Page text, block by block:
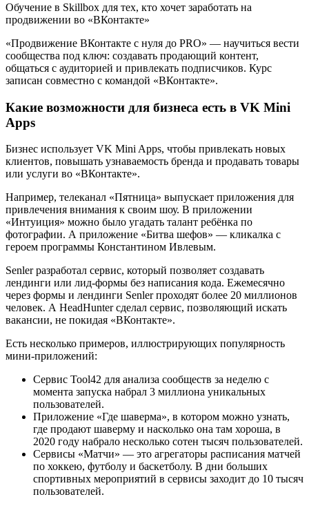
Обучение в Skillbox для тех, кто хочет заработать на
продвижении во «ВКонтакте»
«Продвижение ВКонтакте с нуля до PRO» — научиться вести
сообщества под ключ: создавать продающий контент,
общаться с аудиторией и привлекать подписчиков. Курс
записан совместно с командой «ВКонтакте».
Какие возможности для бизнеса есть в VK Mini
Apps
Бизнес использует VK Mini Apps, чтобы привлекать новых
клиентов, повышать узнаваемость бренда и продавать товары
или услуги во «ВКонтакте».
Например, телеканал «Пятница» выпускает приложения для
привлечения внимания к своим шоу. В приложении
«Интуиция» можно было угадать талант ребёнка по
фотографии. А приложение «Битва шефов» — кликалка с
героем программы Константином Ивлевым.
Senler разработал сервис, который позволяет создавать
лендинги или лид-формы без написания кода. Ежемесячно
через формы и лендинги Senler проходят более 20 миллионов
человек. А HeadHunter сделал сервис, позволяющий искать
вакансии, не покидая «ВКонтакте».
Есть несколько примеров, иллюстрирующих популярность
мини-приложений:
Сервис Tool42 для анализа сообществ за неделю с
момента запуска набрал 3 миллиона уникальных
пользователей.
Приложение «Где шаверма», в котором можно узнать,
где продают шаверму и насколько она там хороша, в
2020 году набрало несколько сотен тысяч пользователей.
Сервисы «Матчи» — это агрегаторы расписания матчей
по хоккею, футболу и баскетболу. В дни больших
спортивных мероприятий в сервисы заходит до 10 тысяч
пользователей.